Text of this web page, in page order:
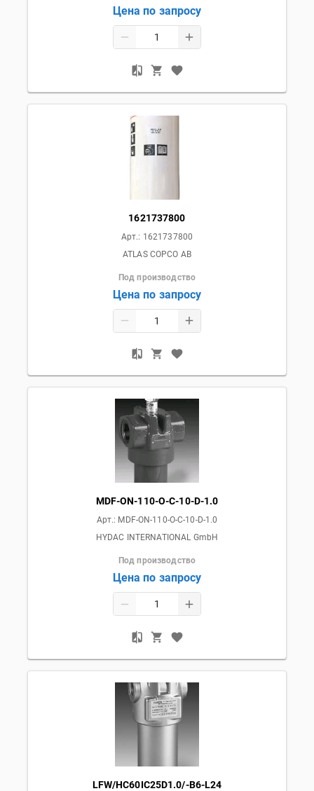
Цена по запросу
1621737800
Арт.: 1621737800
ATLAS COPCO AB
Под производство
Цена по запросу
MDF-ON-110-O-C-10-D-1.0
Арт.: MDF-ON-110-O-C-10-D-1.0
HYDAC INTERNATIONAL GmbH
Под производство
Цена по запросу
LFW/HC60IC25D1.0/-B6-L24